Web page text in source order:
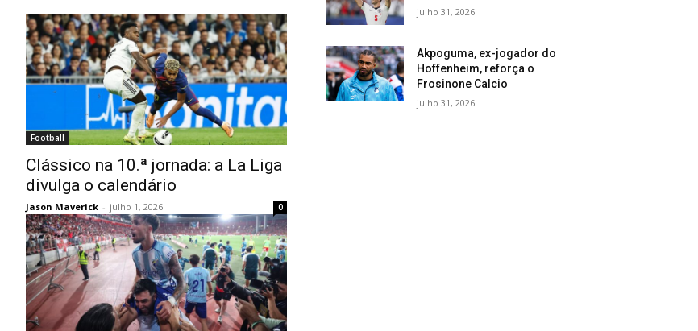
Football
Clássico na 10.ª jornada: a La Liga
divulga o calendário
Jason Maverick - julho 1, 2026 0
julho 31, 2026
Akpoguma, ex-jogador do
Hoffenheim, reforça o
Frosinone Calcio
julho 31, 2026